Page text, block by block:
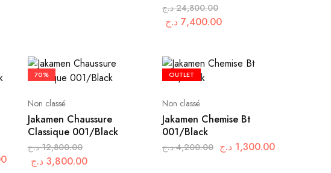
24,800.00 د.ج
7,400.00 د.ج
70%
Non classé
Jakamen Chaussure
Classique 001/Black
12,800.00 د.ج
3,800.00 د.ج
OUTLET
Non classé
Jakamen Chemise Bt
001/Black
4,200.00 د.ج 1,300.00 د.ج